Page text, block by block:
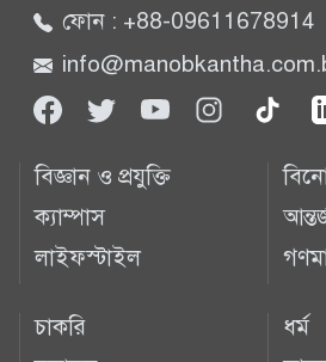
ফোন : +88-09611678914
বিজ্ঞান ও প্রযুক্তি
ক্যাম্পাস
লাইফস্টাইল
চাকরি
ধর্ম